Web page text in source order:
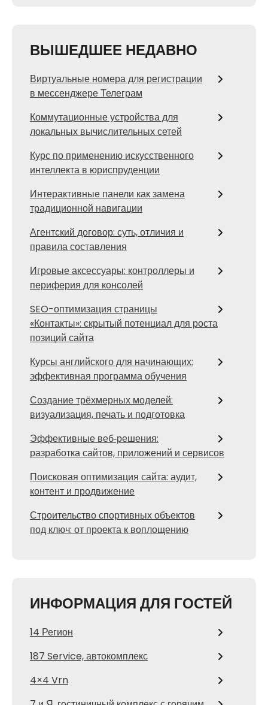
ВЫШЕДШЕЕ НЕДАВНО
Виртуальные номера для регистрации
в мессенджере Телеграм
Коммутационные устройства для
локальных вычислительных сетей
Курс по применению искусственного
интеллекта в юриспруденции
Интерактивные панели как замена
традиционной навигации
Агентский договор: суть, отличия и
правила составления
Игровые аксессуары: контроллеры и
периферия для консолей
SEO-оптимизация страницы
«Контакты»: скрытый потенциал для роста
позиций сайта
Курсы английского для начинающих:
эффективная программа обучения
Создание трёхмерных моделей:
визуализация, печать и подготовка
Эффективные веб‑решения:
разработка сайтов, приложений и сервисов
Поисковая оптимизация сайта: аудит,
контент и продвижение
Строительство спортивных объектов
под ключ: от проекта к воплощению
ИНФОРМАЦИЯ ДЛЯ ГОСТЕЙ
14 Регион
187 Service, автокомплекс
4×4 Vrn